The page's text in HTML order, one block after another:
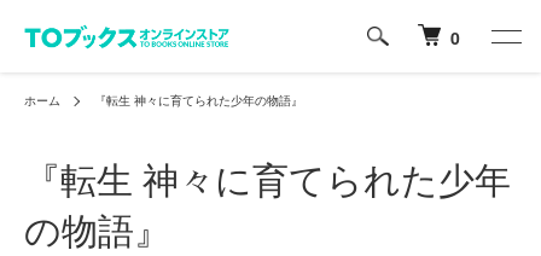
0
ホーム 『転生 神々に育てられた少年の物語』
『転生 神々に育てられた少年
の物語』